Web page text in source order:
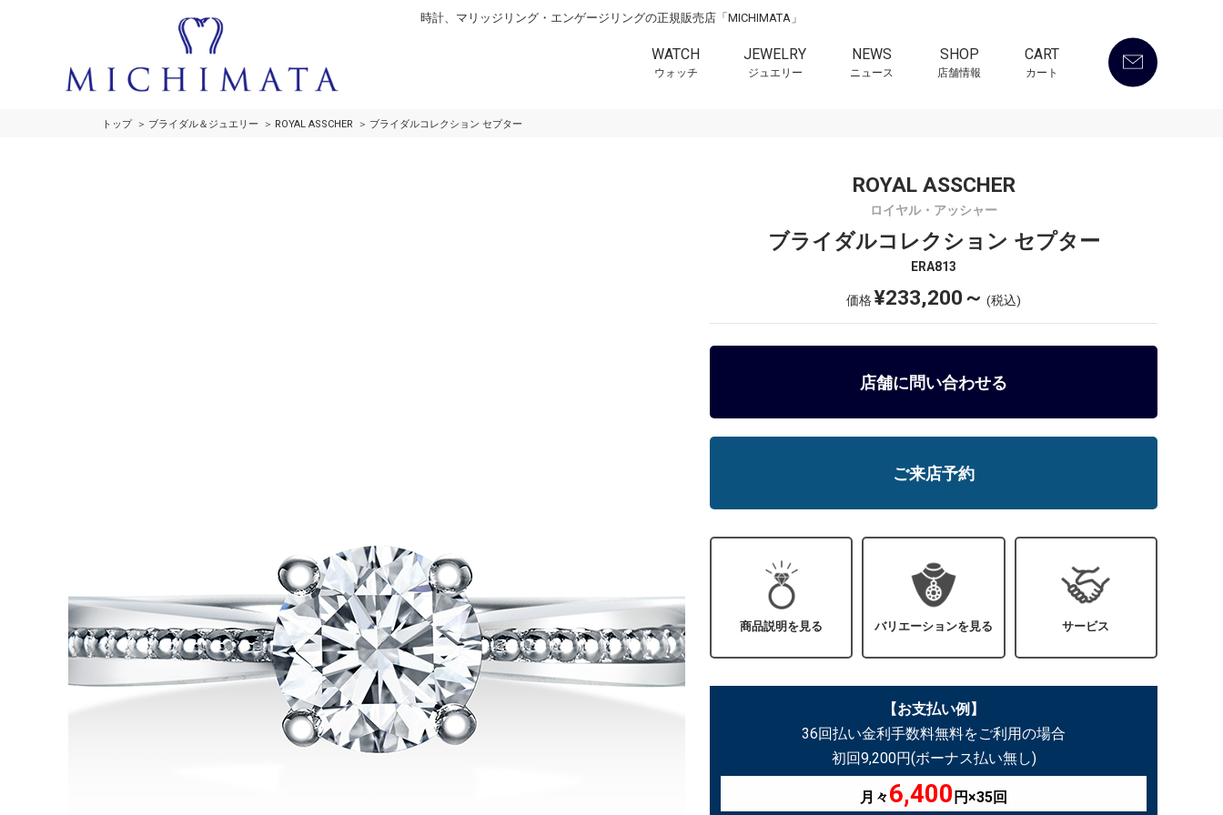
時計、マリッジリング・エンゲージリングの正規販売店「MICHIMATA」
WATCH
ウォッチ
JEWELRY
ジュエリー
NEWS
ニュース
SHOP
店舗情報
CART
カート
トップ ブライダル＆ジュエリー ROYAL ASSCHER ブライダルコレクション セプター
ROYAL ASSCHER
ロイヤル・アッシャー
ブライダルコレクション セプター
ERA813
価格¥233,200～ (税込)
店舗に問い合わせる
ご来店予約
商品説明を見る バリエーションを見る サービス
【お支払い例】
36回払い金利手数料無料をご利用の場合
初回9,200円(ボーナス払い無し)
月々6,400 円×35回